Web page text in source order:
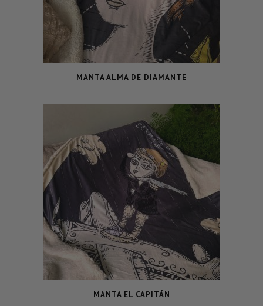
MANTA ALMA DE DIAMANTE
MANTA EL CAPITÁN